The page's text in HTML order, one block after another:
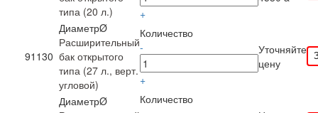
типа (20 л.)
+
91130
ДиаметрØ
Расширительный
бак открытого
типа (27 л., верт.
угловой)
Количество
-
+
Уточняйте
цену
ДиаметрØ
Количество